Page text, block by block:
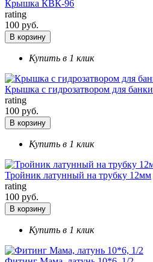
Крышка КВК-96
rating
100 руб.
В корзину
Купить в 1 клик
Крышка с гидрозатвором для банки
rating
100 руб.
В корзину
Купить в 1 клик
Тройник латунный на трубку 12мм
rating
100 руб.
В корзину
Купить в 1 клик